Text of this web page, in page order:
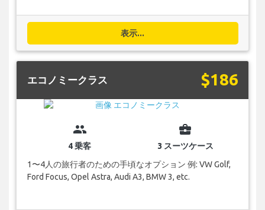
表示...
エコノミークラス $186
group
4 乗客
business_center
3 スーツケース
1〜4人の旅行者のための手頃なオプション 例: VW Golf,
Ford Focus, Opel Astra, Audi A3, BMW 3, etc.